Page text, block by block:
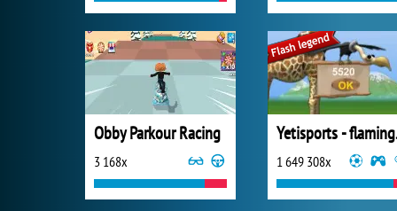
Obby Parkour Racing
3 168x 1 649 308x